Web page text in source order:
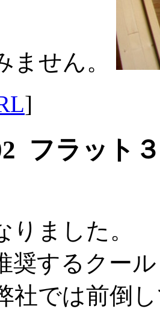
ません。
]
フラット
りました。
奨するクー
社では前倒